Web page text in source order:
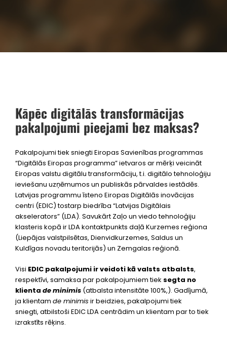
Kāpēc digitālās transformācijas
pakalpojumi pieejami bez maksas?
Pakalpojumi tiek sniegti Eiropas Savienības programmas
“Digitālās Eiropas programma” ietvaros ar mērķi veicināt
Eiropas valstu digitālu transformāciju, t.i. digitālo tehnoloģiju
ieviešanu uzņēmumos un publiskās pārvaldes iestādēs.
Latvijas programmu īsteno Eiropas Digitālās inovācijas
centri (EDIC) tostarp biedrība “Latvijas Digitālais
akselerators” (LDA). Savukārt Zaļo un viedo tehnoloģiju
klasteris kopā ir LDA kontaktpunkts daļā Kurzemes reģiona
(Liepājas valstpilsētas, Dienvidkurzemes, Saldus un
Kuldīgas novadu teritorijās) un Zemgalas reģionā.
Visi EDIC pakalpojumi ir veidoti kā valsts atbalsts,
respektīvi, samaksa par pakalpojumiem tiek segta no
klienta deminimis (atbalsta intensitāte 100%,). Gadījumā,
ja klientam de minimis irbeidzies, pakalpojumitiek
sniegti, atbilstoši EDIC LDAcentrādim un klientam par to tiek
izrakstīts rēķins.